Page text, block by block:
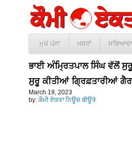
ਮੁਖੱ ਪੰਨਾ ਖ਼ਬਰਾਂ
ਭਾਈ ਅੰਮ੍ਰਿਤਪਾਲ ਸਿੰਘ ਵੱਲੋਂ ਸੁਰੂ
ਸੁਰੂ ਕੀਤੀਆਂ ਗ੍ਰਿਫ਼ਤਾਰੀਆਂ
March 19, 2023
by: ਕੌਮੀ ਏਕਤਾ ਨਿਊਜ਼ ਬੀਊਰੋ